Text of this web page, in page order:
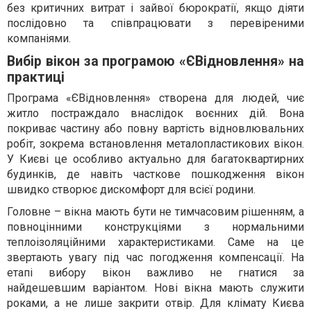
без критичних витрат і зайвої бюрократії, якщо діяти
послідовно та співпрацювати з перевіреними
компаніями.
Вибір вікон за програмою «ЄВідновлення» на
практиці
Програма «ЄВідновлення» створена для людей, чиє
житло постраждало внаслідок воєнних дій. Вона
покриває частину або повну вартість відновлювальних
робіт, зокрема встановлення металопластикових вікон.
У Києві це особливо актуально для багатоквартирних
будинків, де навіть часткове пошкодження вікон
швидко створює дискомфорт для всієї родини.
Головне – вікна мають бути не тимчасовим рішенням, а
повноцінними конструкціями з нормальними
теплоізоляційними характеристиками. Саме на це
звертають увагу під час погодження компенсації. На
етапі вибору вікон важливо не гнатися за
найдешевшим варіантом. Нові вікна мають служити
роками, а не лише закрити отвір. Для клімату Києва